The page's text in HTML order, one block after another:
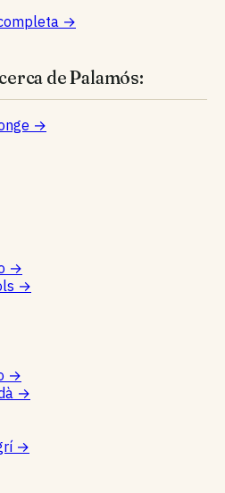
→
de Palamós:
→
→
→
→
→
→